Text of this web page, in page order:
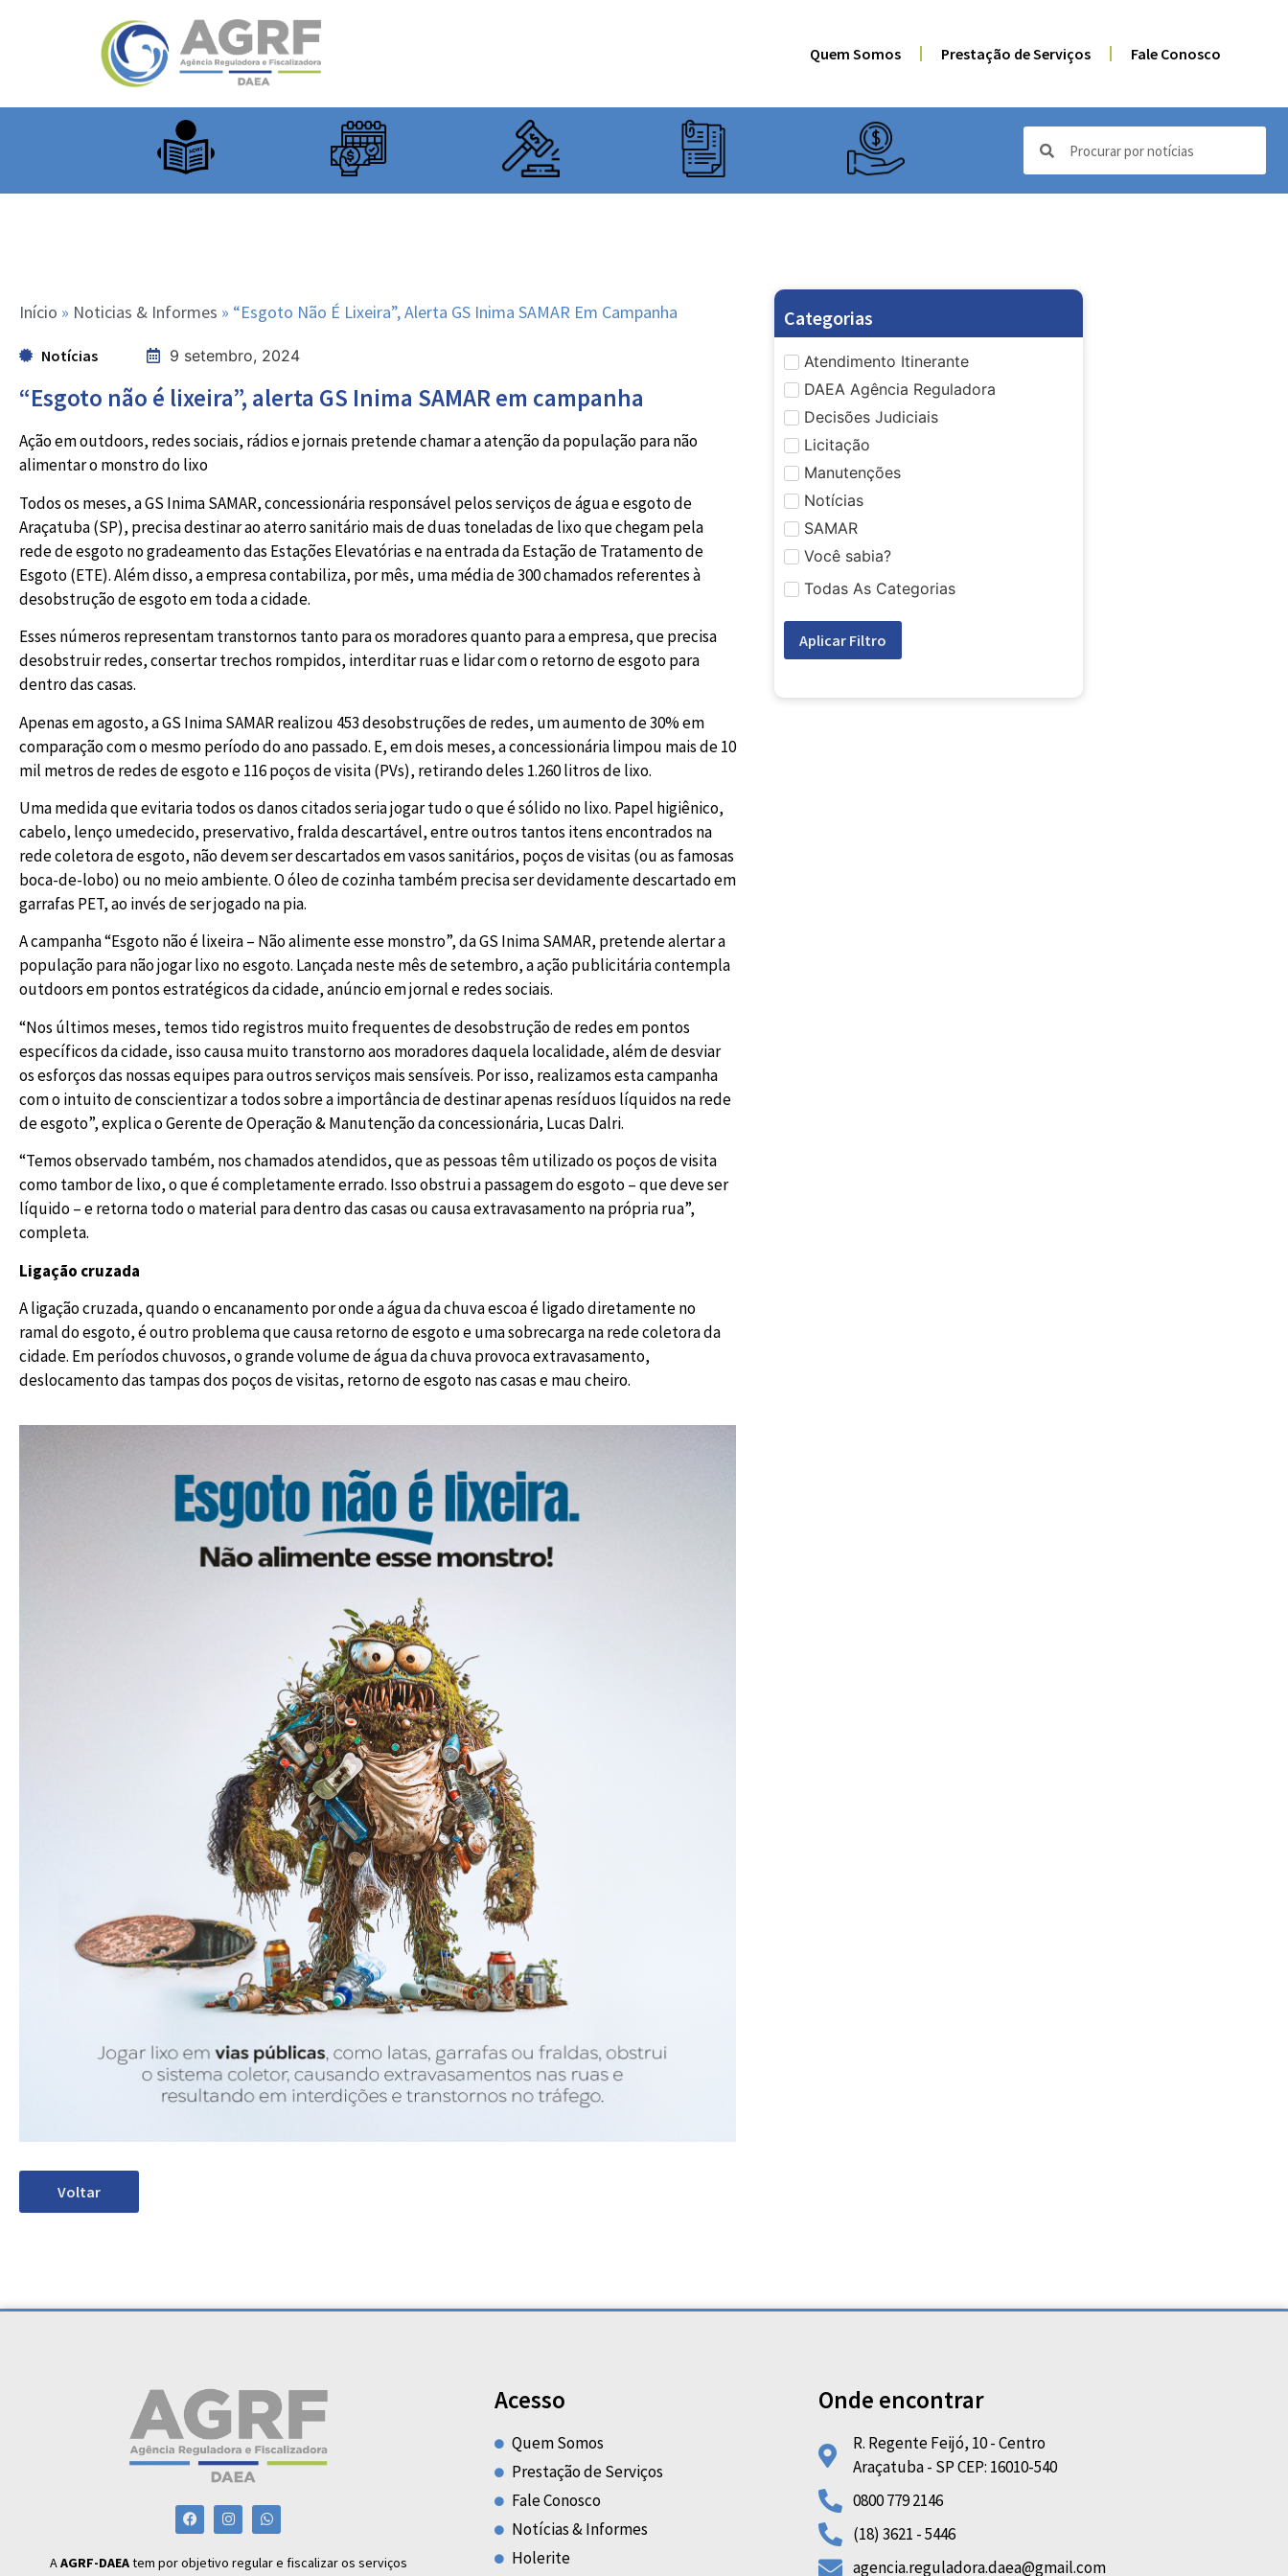
Quem Somos Prestação de Serviços Fale Conosco
Início » Noticias & Informes » “Esgoto Não É Lixeira”, Alerta GS Inima SAMAR Em Campanha
Notícias 9 setembro, 2024
“Esgoto não é lixeira”, alerta GS Inima SAMAR em campanha
Ação em outdoors, redes sociais, rádios e jornais pretende chamar a atenção da população para não
alimentar o monstro do lixo
Todos os meses, a GS Inima SAMAR, concessionária responsável pelos serviços de água e esgoto de
Araçatuba (SP), precisa destinar ao aterro sanitário mais de duas toneladas de lixo que chegam pela
rede de esgoto no gradeamento das Estações Elevatórias e na entrada da Estação de Tratamento de
Esgoto (ETE). Além disso, a empresa contabiliza, por mês, uma média de 300 chamados referentes à
desobstrução de esgoto em toda a cidade.
Esses números representam transtornos tanto para os moradores quanto para a empresa, que precisa
desobstruir redes, consertar trechos rompidos, interditar ruas e lidar com o retorno de esgoto para
dentro das casas.
Apenas em agosto, a GS Inima SAMAR realizou 453 desobstruções de redes, um aumento de 30% em
comparação com o mesmo período do ano passado. E, em dois meses, a concessionária limpou mais de 10
mil metros de redes de esgoto e 116 poços de visita (PVs), retirando deles 1.260 litros de lixo.
Uma medida que evitaria todos os danos citados seria jogar tudo o que é sólido no lixo. Papel higiênico,
cabelo, lenço umedecido, preservativo, fralda descartável, entre outros tantos itens encontrados na
rede coletora de esgoto, não devem ser descartados em vasos sanitários, poços de visitas (ou as famosas
boca-de-lobo) ou no meio ambiente. O óleo de cozinha também precisa ser devidamente descartado em
garrafas PET, ao invés de ser jogado na pia.
A campanha “Esgoto não é lixeira – Não alimente esse monstro”, da GS Inima SAMAR, pretende alertar a
população para não jogar lixo no esgoto. Lançada neste mês de setembro, a ação publicitária contempla
outdoors em pontos estratégicos da cidade, anúncio em jornal e redes sociais.
“Nos últimos meses, temos tido registros muito frequentes de desobstrução de redes em pontos
específicos da cidade, isso causa muito transtorno aos moradores daquela localidade, além de desviar
os esforços das nossas equipes para outros serviços mais sensíveis. Por isso, realizamos esta campanha
com o intuito de conscientizar a todos sobre a importância de destinar apenas resíduos líquidos na rede
de esgoto”, explica o Gerente de Operação & Manutenção da concessionária, Lucas Dalri.
“Temos observado também, nos chamados atendidos, que as pessoas têm utilizado os poços de visita
como tambor de lixo, o que é completamente errado. Isso obstrui a passagem do esgoto – que deve ser
líquido – e retorna todo o material para dentro das casas ou causa extravasamento na própria rua”,
completa.
Ligação cruzada
A ligação cruzada, quando o encanamento por onde a água da chuva escoa é ligado diretamente no
ramal do esgoto, é outro problema que causa retorno de esgoto e uma sobrecarga na rede coletora da
cidade. Em períodos chuvosos, o grande volume de água da chuva provoca extravasamento,
deslocamento das tampas dos poços de visitas, retorno de esgoto nas casas e mau cheiro.
Voltar
Categorias
Atendimento Itinerante
DAEA Agência Reguladora
Decisões Judiciais
Licitação
Manutenções
Notícias
SAMAR
Você sabia?
Todas As Categorias
Aplicar Filtro
AAGRF-DAEAtem por objetivo regular e fiscalizar os serviços
Acesso
Quem Somos
Prestação de Serviços
Fale Conosco
Notícias & Informes
Holerite
Onde encontrar
R. Regente Feijó, 10 - Centro
Araçatuba - SP CEP: 16010-540
0800 779 2146
(18) 3621 - 5446
agencia.reguladora.daea@gmail.com